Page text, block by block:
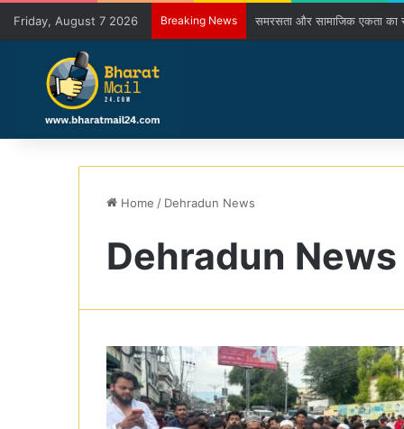
Friday, August 7 2026 Breaking News समरसता और सामाजिक एकता का
Home / Dehradun News
Dehradun News